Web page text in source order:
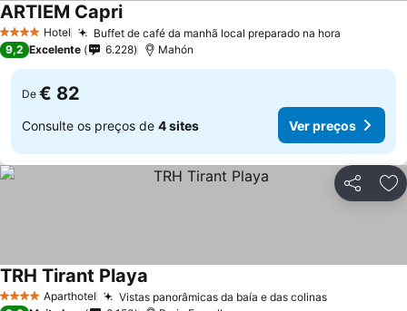
4 EstrelasHotel Buffet de café da manhã local preparado na hora
ARTIEM Capri
9,2 Excelente 6.228 Mahón
De € 82
Consulte os preços de 4 sites Ver preços
Partilhar
4 EstrelasAparthotel Vistas panorâmicas da baía e das colinas
TRH Tirant Playa